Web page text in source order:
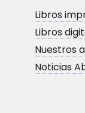
Libros
Libros
Nuestros
Noticias